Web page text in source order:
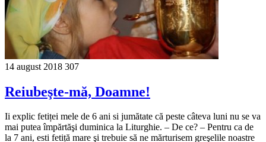
14 august 2018 307
Reiubeşte-mă, Doamne!
Ii explic fetiței mele de 6 ani si jumătate că peste câteva luni nu se va
mai putea împărtăşi duminica la Liturghie. – De ce? – Pentru ca de
la 7 ani, esti fetiță mare şi trebuie să ne mărturisem greşelile noastre